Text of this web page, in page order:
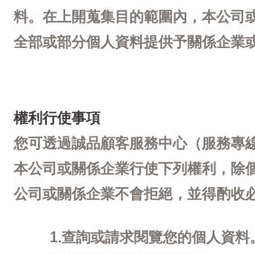
料。在上開蒐集目的範圍內，本公司
全部或部分個人資料提供予關係企業
權利行使事項
您可透過誠品顧客服務中心（服務專
本公司或關係企業行使下列權利，除
公司或關係企業不會拒絕，並得酌收
1.查詢或請求閱覽您的個人資料